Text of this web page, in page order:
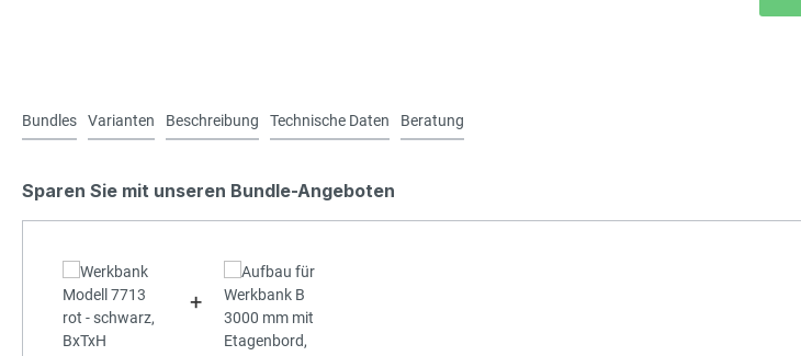
Bundles Varianten Beschreibung Technische Daten Beratung
Sparen Sie mit unseren Bundle-Angeboten
+